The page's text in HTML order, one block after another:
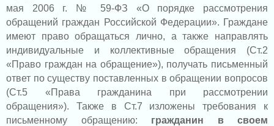
мая 2006 г. № 59-ФЗ «О порядке рассмотрения
обращений граждан Российской Федерации». Граждане
имеют право обращаться лично, а также направлять
индивидуальные и коллективные обращения (Ст.2
«Право граждан на обращение»), получать письменный
ответ по существу поставленных в обращении вопросов
(Ст.5 «Права гражданина при рассмотрении
обращения»). Также в Ст.7 изложены требования к
письменному обращению: гражданин в своем